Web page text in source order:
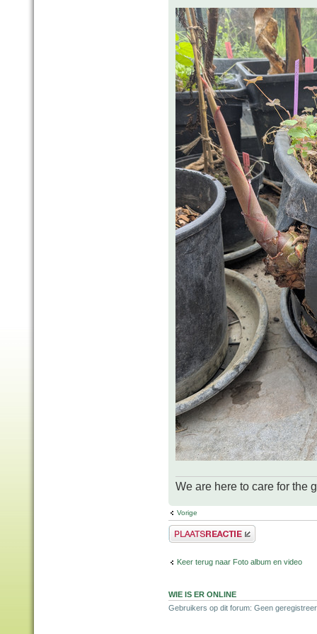
We are here to care for the
Vorige
Plaats een reactie
Keer terug naar Foto album en video
WIE IS ER ONLINE
Gebruikers op dit forum: Geen